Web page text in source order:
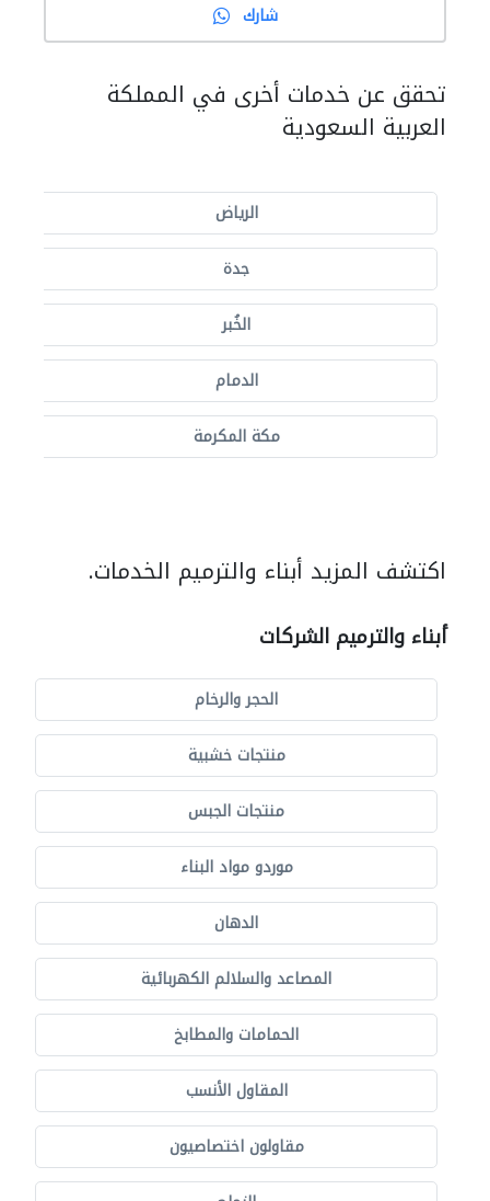
شارك
تحقق عن خدمات أخرى في المملكة
العربية السعودية
الرياض
جدة
الخُبر
الدمام
مكة المكرمة
اكتشف المزيد أبناء والترميم الخدمات.
أبناء والترميم الشركات
الحجر والرخام
منتجات خشبية
منتجات الجبس
موردو مواد البناء
الدهان
المصاعد والسلالم الكهربائية
الحمامات والمطابخ
المقاول الأنسب
مقاولون اختصاصيون